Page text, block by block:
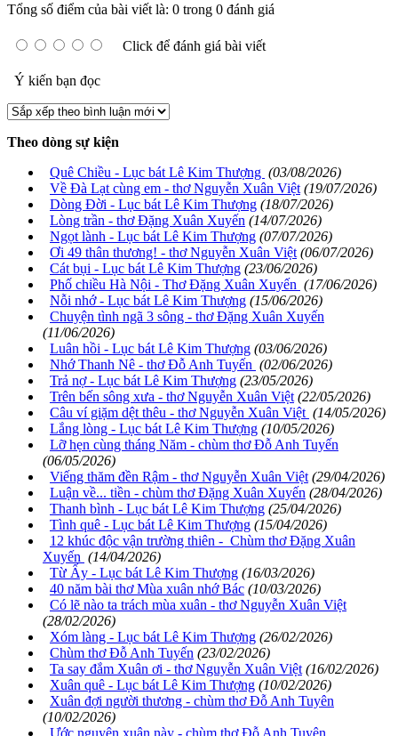
Tổng số điểm của bài viết là: 0 trong 0 đánh giá
Click để đánh giá bài viết
Ý kiến bạn đọc
Theo dòng sự kiện
Quê Chiều - Lục bát Lê Kim Thượng (03/08/2026)
Về Đà Lạt cùng em - thơ Nguyễn Xuân Việt (19/07/2026)
Dòng Đời - Lục bát Lê Kim Thượng (18/07/2026)
Lòng trần - thơ Đặng Xuân Xuyến (14/07/2026)
Ngọt lành - Lục bát Lê Kim Thượng (07/07/2026)
Ơi 49 thân thương! - thơ Nguyễn Xuân Việt (06/07/2026)
Cát bụi - Lục bát Lê Kim Thượng (23/06/2026)
Phố chiều Hà Nội - Thơ Đặng Xuân Xuyến (17/06/2026)
Nỗi nhớ - Lục bát Lê Kim Thượng (15/06/2026)
Chuyện tình ngã 3 sông - thơ Đặng Xuân Xuyến
(11/06/2026)
Luân hồi - Lục bát Lê Kim Thượng (03/06/2026)
Nhớ Thanh Nê - thơ Đỗ Anh Tuyến (02/06/2026)
Trả nợ - Lục bát Lê Kim Thượng (23/05/2026)
Trên bến sông xưa - thơ Nguyễn Xuân Việt (22/05/2026)
Câu ví giặm dệt thêu - thơ Nguyễn Xuân Việt (14/05/2026)
Lắng lòng - Lục bát Lê Kim Thượng (10/05/2026)
Lỡ hẹn cùng tháng Năm - chùm thơ Đỗ Anh Tuyến
(06/05/2026)
Viếng thăm đền Rậm - thơ Nguyễn Xuân Việt (29/04/2026)
Luận về... tiền - chùm thơ Đặng Xuân Xuyến (28/04/2026)
Thanh bình - Lục bát Lê Kim Thượng (25/04/2026)
Tình quê - Lục bát Lê Kim Thượng (15/04/2026)
12 khúc độc vận trường thiên - Chùm thơ Đặng Xuân
Xuyến (14/04/2026)
Từ Ấy - Lục bát Lê Kim Thượng (16/03/2026)
40 năm bài thơ Mùa xuân nhớ Bác (10/03/2026)
Có lẽ nào ta trách mùa xuân - thơ Nguyễn Xuân Việt
(28/02/2026)
Xóm làng - Lục bát Lê Kim Thượng (26/02/2026)
Chùm thơ Đỗ Anh Tuyến (23/02/2026)
Ta say đắm Xuân ơi - thơ Nguyễn Xuân Việt (16/02/2026)
Xuân quê - Lục bát Lê Kim Thượng (10/02/2026)
Xuân đợi người thương - chùm thơ Đỗ Anh Tuyên
(10/02/2026)
Ước nguyện xuân này - chùm thơ Đỗ Anh Tuyên